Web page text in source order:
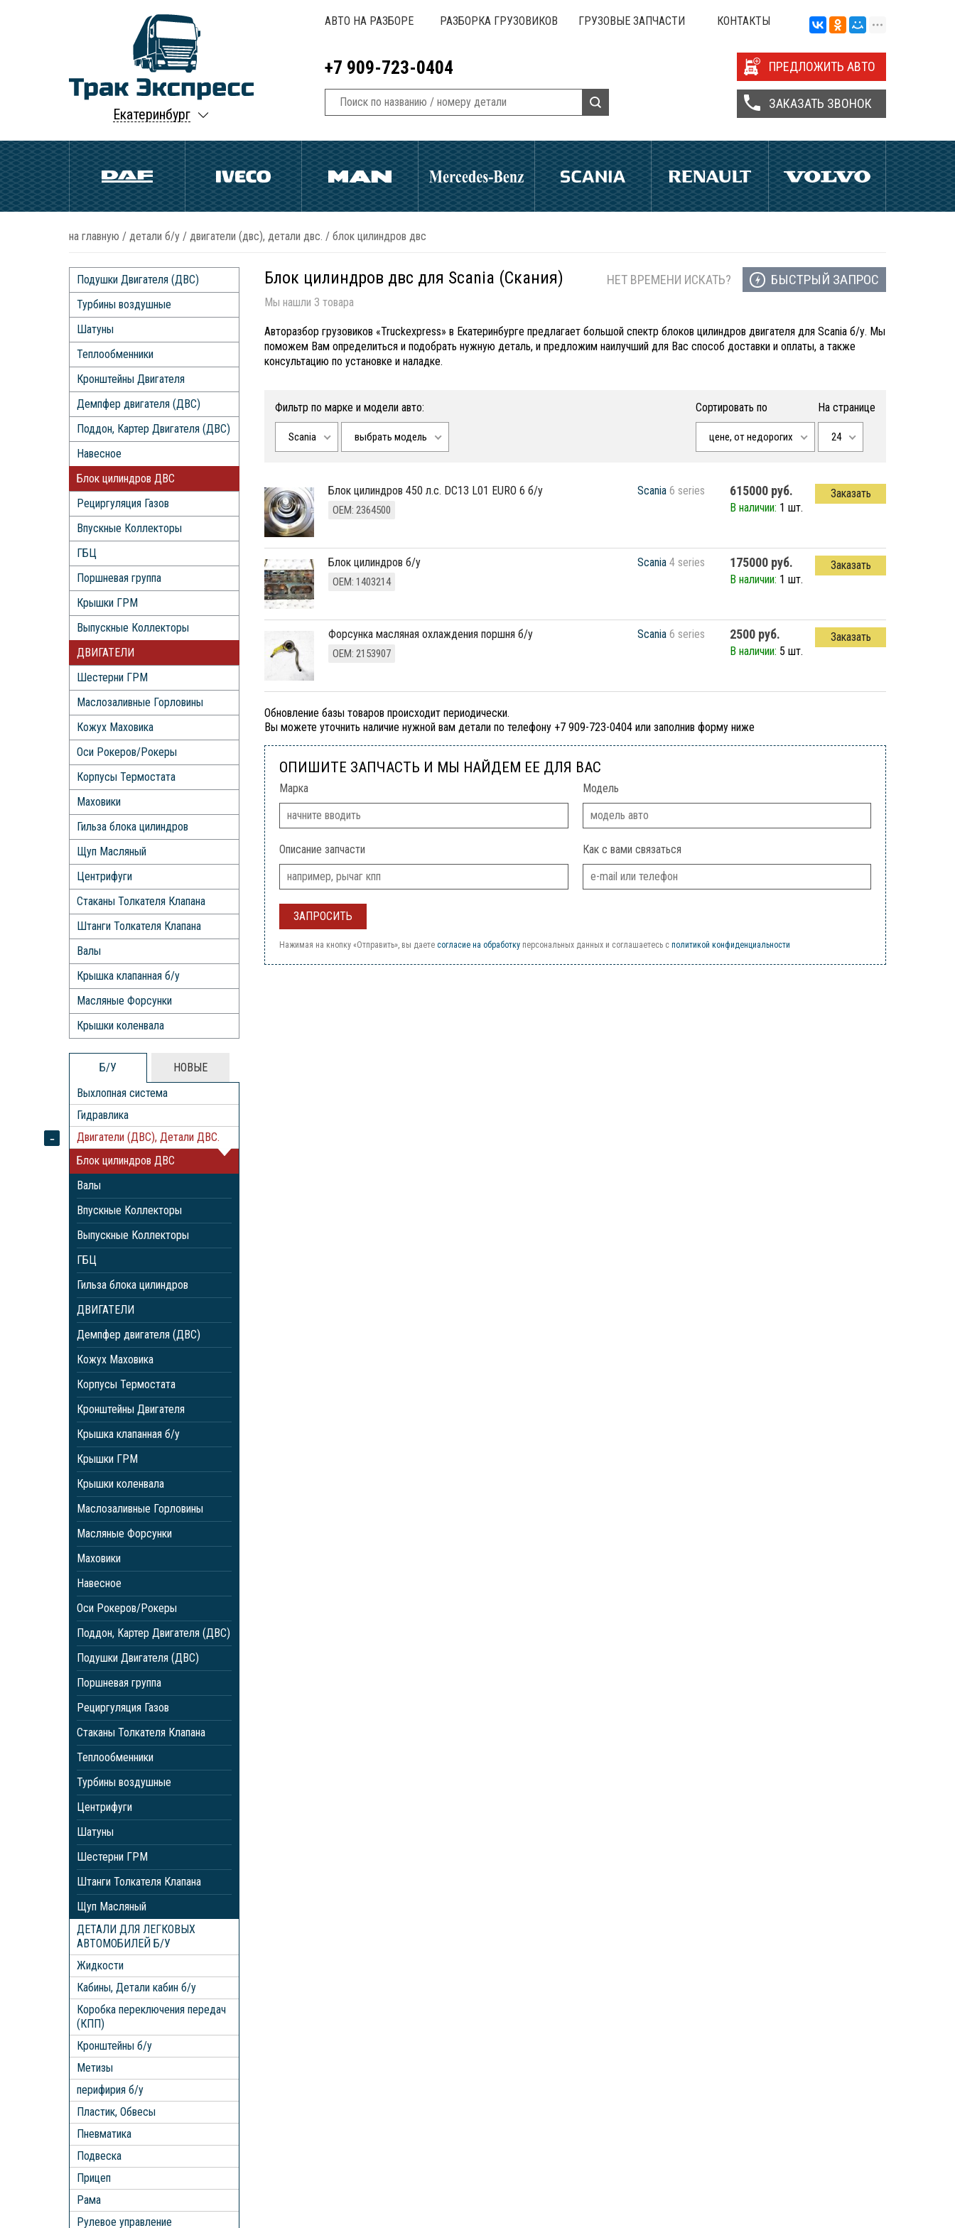
Екатеринбург
АВТО НА РАЗБОРЕ РАЗБОРКА ГРУЗОВИКОВ ГРУЗОВЫЕ ЗАПЧАСТИ КОНТАКТЫ
+7 909-723-0404 ПРЕДЛОЖИТЬ АВТО
ЗАКАЗАТЬ ЗВОНОК
на главную / детали б/у / двигатели (двс), детали двс. / блок цилиндров двс
Подушки Двигателя (ДВС)
Турбины воздушные
Шатуны
Теплообменники
Кронштейны Двигателя
Демпфер двигателя (ДВС)
Поддон, Картер Двигателя (ДВС)
Навесное
Блок цилиндров ДВС
Рециргуляция Газов
Впускные Коллекторы
ГБЦ
Поршневая группа
Крышки ГРМ
Выпускные Коллекторы
ДВИГАТЕЛИ
Шестерни ГРМ
Маслозаливные Горловины
Кожух Маховика
Оси Рокеров/Рокеры
Корпусы Термостата
Маховики
Гильза блока цилиндров
Щуп Масляный
Центрифуги
Стаканы Толкателя Клапана
Штанги Толкателя Клапана
Валы
Крышка клапанная б/у
Масляные Форсунки
Крышки коленвала
Б/У
НОВЫЕ
Выхлопная система
Гидравлика
Двигатели (ДВС), Детали ДВС.
Блок цилиндров ДВС
Валы
Впускные Коллекторы
Выпускные Коллекторы
ГБЦ
Гильза блока цилиндров
ДВИГАТЕЛИ
Демпфер двигателя (ДВС)
Кожух Маховика
Корпусы Термостата
Кронштейны Двигателя
Крышка клапанная б/у
Крышки ГРМ
Крышки коленвала
Маслозаливные Горловины
Масляные Форсунки
Маховики
Навесное
Оси Рокеров/Рокеры
Поддон, Картер Двигателя (ДВС)
Подушки Двигателя (ДВС)
Поршневая группа
Рециргуляция Газов
Стаканы Толкателя Клапана
Теплообменники
Турбины воздушные
Центрифуги
Шатуны
Шестерни ГРМ
Штанги Толкателя Клапана
Щуп Масляный
ДЕТАЛИ ДЛЯ ЛЕГКОВЫХ
АВТОМОБИЛЕЙ Б/У
Жидкости
Кабины, Детали кабин б/у
Коробка переключения передач
(КПП)
Кронштейны б/у
Метизы
перифирия б/у
Пластик, Обвесы
Пневматика
Подвеска
Прицеп
Рама
Рулевое управление
Блок цилиндров двс для Scania (Скания)
Мы нашли 3 товара
НЕТ ВРЕМЕНИ ИСКАТЬ? БЫСТРЫЙ ЗАПРОС
Авторазбор грузовиков «Truckexpress» в Екатеринбурге предлагает большой спектр блоков цилиндров двигателя для Scania б/у. Мы
поможем Вам определиться и подобрать нужную деталь, и предложим наилучший для Вас способ доставки и оплаты, а также
консультацию по установке и наладке.
Фильтр по марке и модели авто:
Scania выбрать модель
Сортировать по
цене, от недорогих
На странице
24
Блок цилиндров 450 л.с. DC13 L01 EURO 6 б/у
ОЕМ: 2364500
Scania 6 series 615000 руб.
В наличии: 1 шт.
Заказать
Блок цилиндров б/у
ОЕМ: 1403214
Scania 4 series 175000 руб.
В наличии: 1 шт.
Заказать
Форсунка масляная охлаждения поршня б/у
ОЕМ: 2153907
Scania 6 series 2500 руб.
В наличии: 5 шт.
Заказать
Обновление базы товаров происходит периодически.
Вы можете уточнить наличие нужной вам детали по телефону +7 909-723-0404 или заполнив форму ниже
ОПИШИТЕ ЗАПЧАСТЬ И МЫ НАЙДЕМ ЕЕ ДЛЯ ВАС
Марка Модель
Описание запчасти Как с вами связаться
Нажимая на кнопку «Отправить», вы даете согласие на обработку персональных данных и соглашаетесь c политикой конфиденциальности